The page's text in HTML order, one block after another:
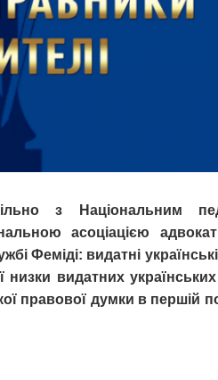
з Національним
асоціацією
Феміді: видатні
низки видатних
правової думки в першій